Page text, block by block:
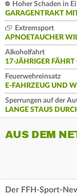
Hoher Schaden in
GARAGENTRAKT
Extremsport
APNOETAUCHER
Alkoholfahrt
17-JÄHRIGER
Feuerwehreinsatz
E-FAHRZEUG UND
Sperrungen auf der
LANGE STAUS
AUS DEM
Der FFH-Sport-